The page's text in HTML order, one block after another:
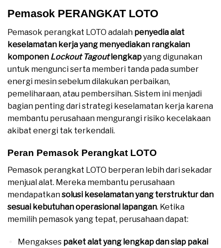
Pemasok PERANGKAT LOTO
Pemasok perangkat LOTO adalah penyedia alat
keselamatan kerja yang menyediakan rangkaian
komponen Lockout Tagoutlengkapyang digunakan
untuk mengunci serta memberi tanda pada sumber
energi mesin sebelum dilakukan perbaikan,
pemeliharaan, atau pembersihan. Sistem ini menjadi
bagian penting dari strategi keselamatan kerja karena
membantu perusahaan mengurangi risiko kecelakaan
akibat energi tak terkendali.
Peran Pemasok Perangkat LOTO
Pemasok perangkat LOTO berperan lebih dari sekadar
menjual alat. Mereka membantu perusahaan
mendapatkansolusi keselamatan yang terstruktur dan
sesuai kebutuhan operasional lapangan. Ketika
memilih pemasok yang tepat, perusahaan dapat:
Mengakses paket alat yang lengkap dan siap pakai